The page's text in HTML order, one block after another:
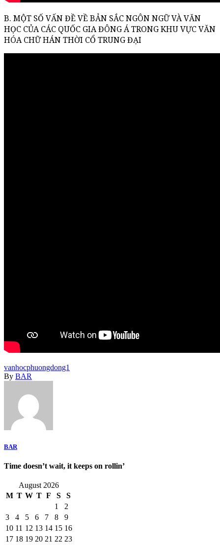
B. MỘT SỐ VẤN ĐỀ VỀ BẢN SẮC NGÔN NGỮ VÀ VĂN
HỌC CỦA CÁC QUỐC GIA ĐÔNG Á TRONG KHU VỰC VĂN
HÓA CHỮ HÁN THỜI CỔ TRUNG ĐẠI
vanhocphuongdong1
By BAR
BAR
Time doesn’t wait, it keeps on rollin’
August 2026
M T W T F S S
1
2
3
4 5 6 7 8
9
10 11 12 13 14 15 16
17 18 19 20 21 22 23